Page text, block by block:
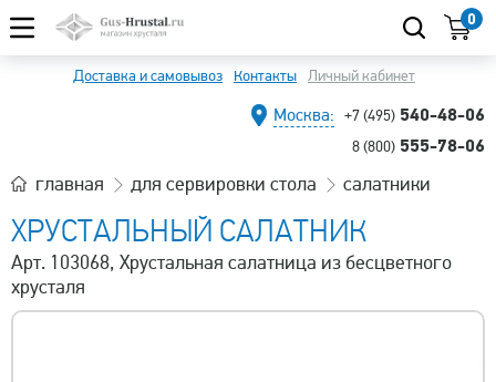
0
Доставка и самовывоз Контакты Личный кабинет
Москва: +7 (495) 540-48-06
8 (800) 555-78-06
главная для сервировки стола салатники
ХРУСТАЛЬНЫЙ САЛАТНИК
Арт. 103068, Хрустальная салатница из бесцветного
хрусталя